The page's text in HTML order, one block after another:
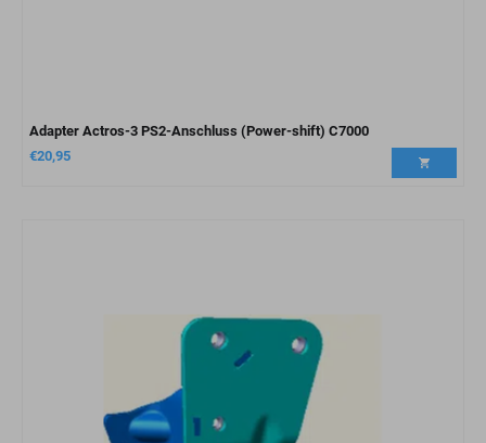
Adapter Actros-3 PS2-Anschluss (Power-shift) C7000
€20,95